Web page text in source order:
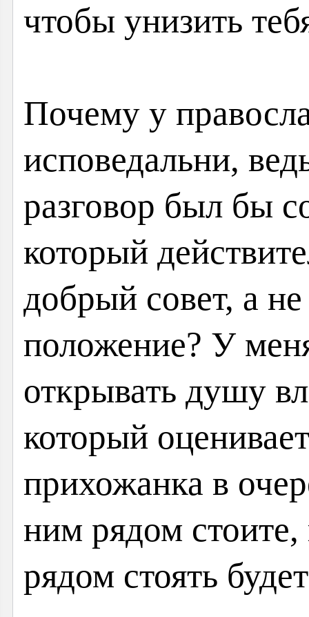
чтобы унизить
Почему у
исповедальни,
разговор был бы
который
добрый совет, а
положение? У
открывать душу
который
прихожанка в
ним рядом
рядом стоять